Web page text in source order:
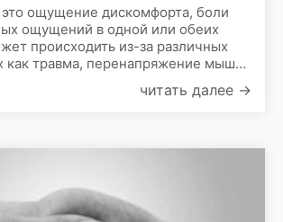
ощущение дискомфорта, боли
ощущений в одной или обеих
происходить из-за различных
как травма, перенапряжение мышц,
читать далее →